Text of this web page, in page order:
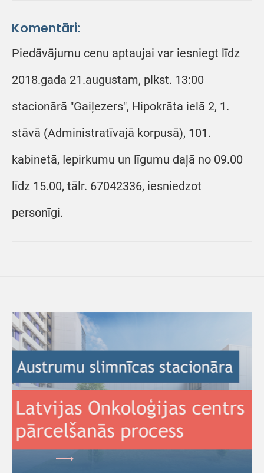
Komentāri:
Piedāvājumu cenu aptaujai var iesniegt līdz
2018.gada 21.augustam, plkst. 13:00
stacionārā "Gaiļezers", Hipokrāta ielā 2, 1.
stāvā (Administratīvajā korpusā), 101.
kabinetā, Iepirkumu un līgumu daļā no 09.00
līdz 15.00, tālr. 67042336, iesniedzot
personīgi.